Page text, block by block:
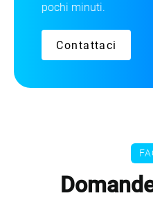
pochi minuti.
Contattaci